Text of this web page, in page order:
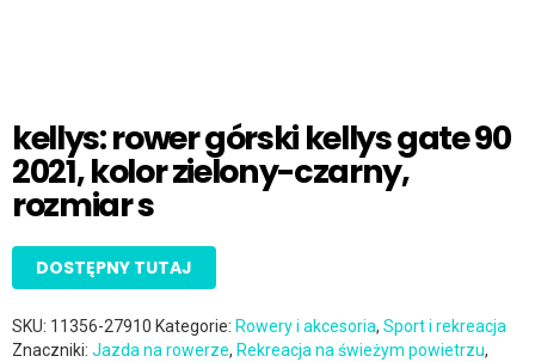
kellys: rower górski kellys gate 90
2021, kolor zielony-czarny,
rozmiar s
DOSTĘPNY TUTAJ
SKU: 11356-27910 Kategorie: Rowery i akcesoria, Sport i rekreacja
Znaczniki: Jazda na rowerze, Rekreacja na świeżym powietrzu,